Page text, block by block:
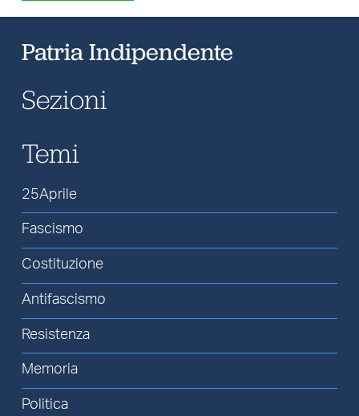
Patria Indipendente
Sezioni
Temi
25Aprile
Fascismo
Costituzione
Antifascismo
Resistenza
Memoria
Politica